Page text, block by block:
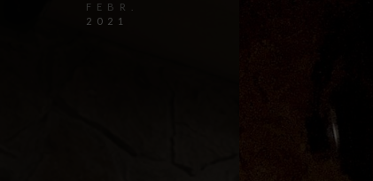
FEBR.
2021